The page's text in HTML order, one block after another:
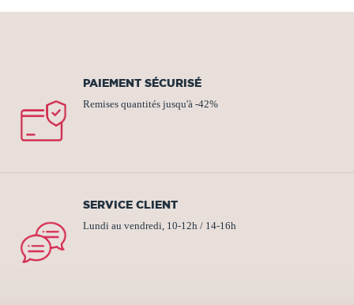
PAIEMENT SÉCURISÉ
Remises quantités jusqu'à -42%
SERVICE CLIENT
Lundi au vendredi, 10-12h / 14-16h